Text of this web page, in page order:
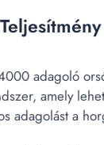
adagoló
amely
adagolást a